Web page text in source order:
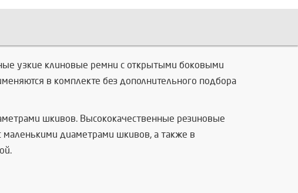
узкие клиновые ремни с открытыми боковыми
в комплекте без дополнительного подбора
шкивов. Высококачественные резиновые
диаметрами шкивов, а также в